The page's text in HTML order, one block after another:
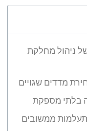
ניהול מחלקת
מדדים שגויים
בלתי מספקת
ממשובים